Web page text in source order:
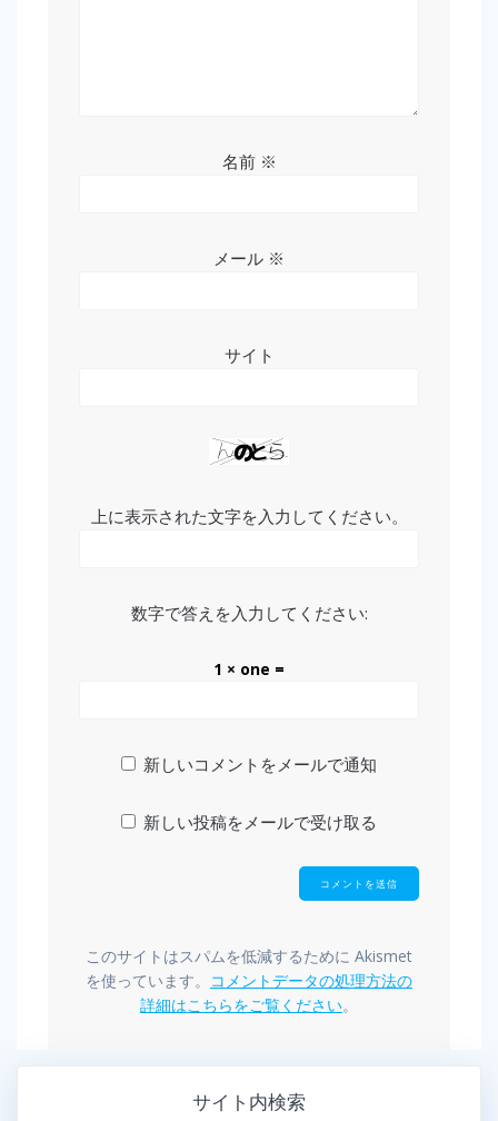
名前 ※
メール ※
サイト
上に表示された文字を入力してください。
数字で答えを入力してください:
1 × one =
新しいコメントをメールで通知
新しい投稿をメールで受け取る
このサイトはスパムを低減するために Akismet
を使っています。
コメントデータの処理方法の
詳細はこちらをご覧ください。
サイト内検索